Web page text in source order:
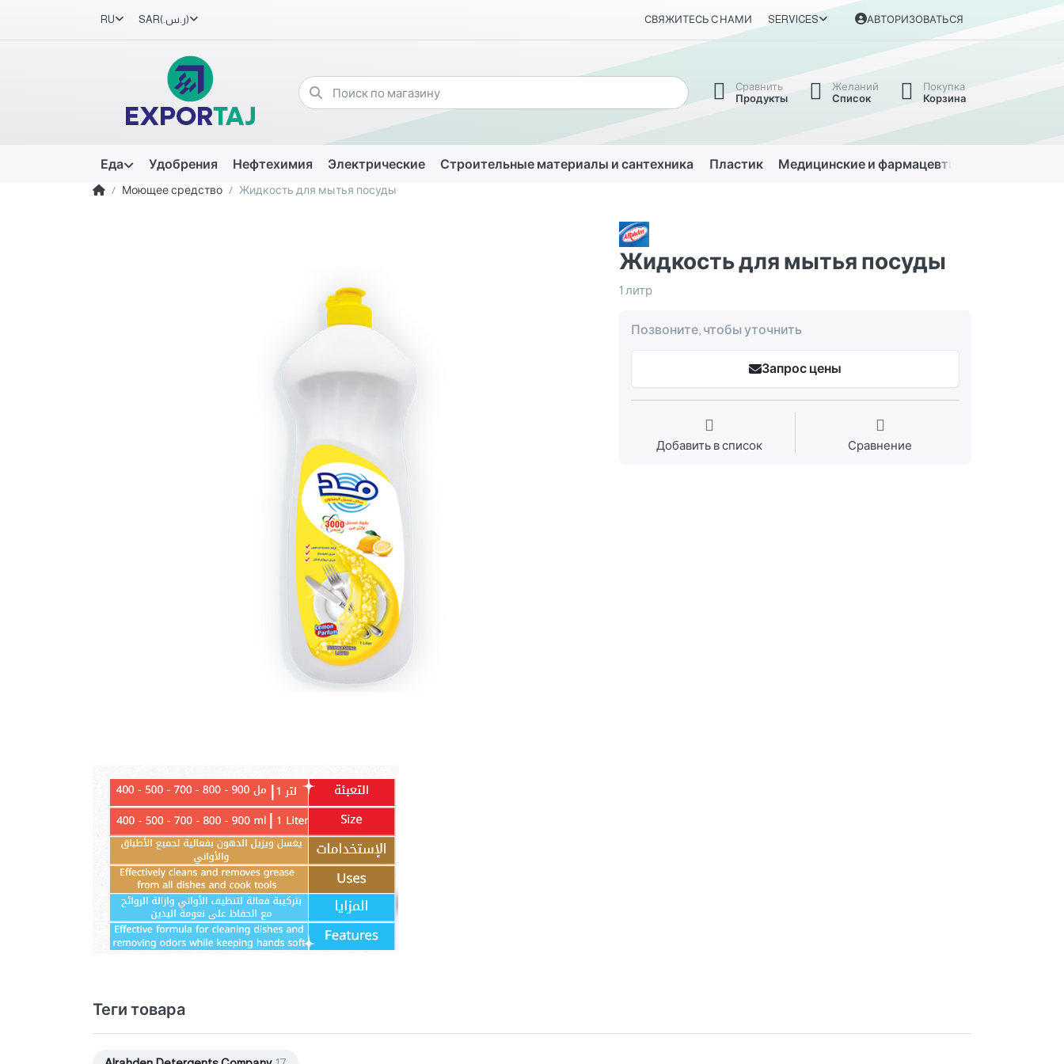
RU SAR (ر.س.‏) СВЯЖИТЕСЬ С НАМИ SERVICES АВТОРИЗОВАТЬСЯ
Сравнить
Продукты
Желаний
Список
Покупка
Корзина
Еда Удобрения Нефтехимия Электрические Строительные материалы и сантехника Пластик Медицинские и фармацевтические
Моющее средство Жидкость для мытья посуды
Жидкость для мытья посуды
1 литр
Позвоните, чтобы уточнить
Запрос цены
Добавить в список Сравнение
Теги товара